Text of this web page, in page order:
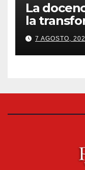
La
la
UATx
7 AGOSTO,